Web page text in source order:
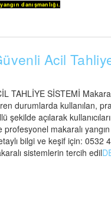
yangın danışmanlığı.
Acil
TAHLİYE SİSTEMİ
durumlarda kullanılan,
şekilde açılarak
makaralı
bilgi ve keşif için: 0532
sistemlerin tercih edil